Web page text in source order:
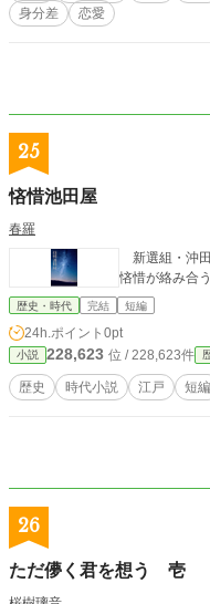
身分差
恋愛
25
悋惜池田屋
春羅
新選組・沖田
悋惜が絡み合
歴史・時代 完結 短編
24h.ポイント 0pt
小説 228,623 位 / 228,623件
歴史 時代小説 江戸 短編
26
ただ儚く君を想う 壱